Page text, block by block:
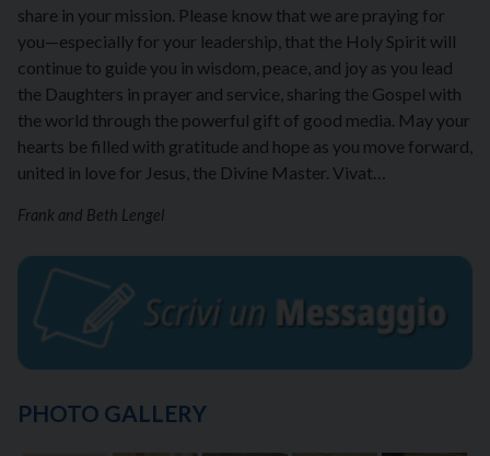
share in your mission. Please know that we are praying for
you—especially for your leadership, that the Holy Spirit will
continue to guide you in wisdom, peace, and joy as you lead
the Daughters in prayer and service, sharing the Gospel with
the world through the powerful gift of good media. May your
hearts be filled with gratitude and hope as you move forward,
united in love for Jesus, the Divine Master. Vivat…
Frank and Beth Lengel
PHOTO GALLERY